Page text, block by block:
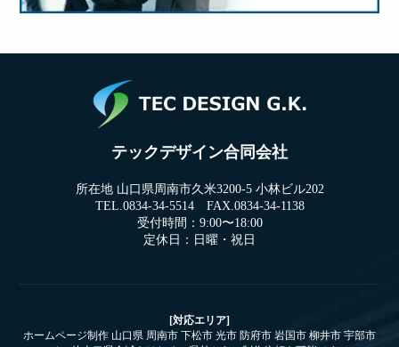
テックデザイン合同会社
所在地 山口県周南市久米3200-5 小林ビル202
TEL.0834-34-5514 FAX.0834-34-1138
受付時間：9:00〜18:00
定休日：日曜・祝日
[対応エリア]
ホームページ制作 山口県 周南市 下松市 光市 防府市 岩国市 柳井市 宇部市